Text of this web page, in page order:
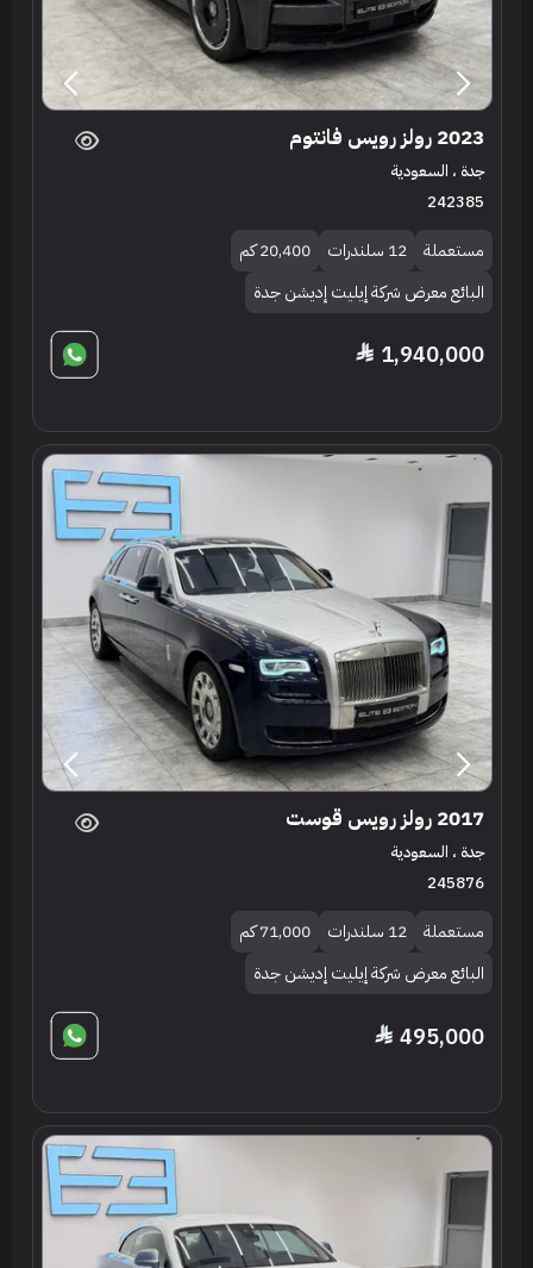
2023 رولز رويس فانتوم
جدة ، السعودية
242385
مستعملة 12 سلندرات
20,400 كم
البائع معرض شركة إيليت إديشن جدة
1,940,000
2017 رولز رويس قوست
جدة ، السعودية
245876
مستعملة 12 سلندرات
71,000 كم
البائع معرض شركة إيليت إديشن جدة
495,000